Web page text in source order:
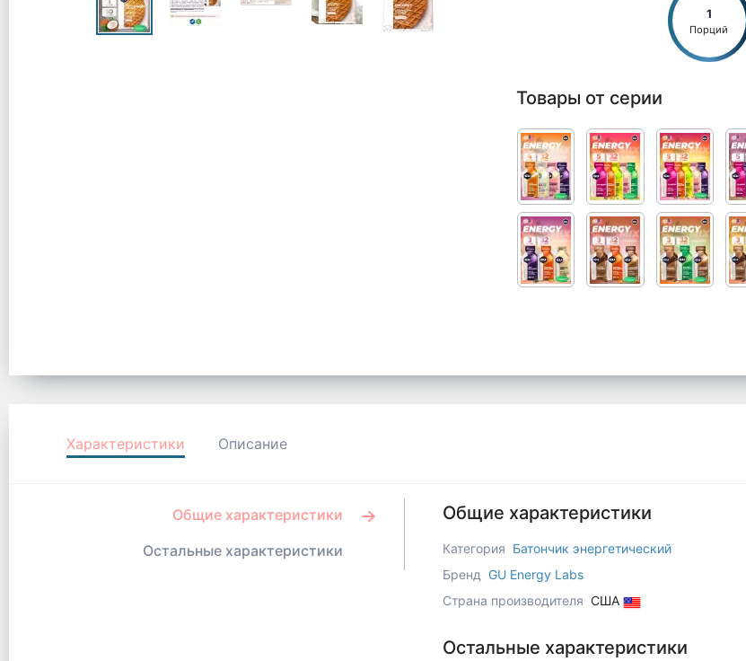
1
Порций
Товары от серии
Характеристики Описание
Общие характеристики
Остальные характеристики
Общие характеристики
Категория Батончик энергетический
Бренд GU Energy Labs
Страна производителя США
Остальные характеристики